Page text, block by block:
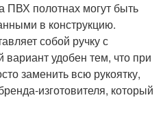
ПВХ полотнах могут быть
в конструкцию.
собой ручку с
удобен тем, что при
заменить всю рукоятку,
изготовителя, который